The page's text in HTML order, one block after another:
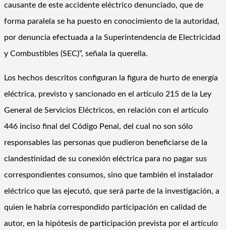
causante de este accidente eléctrico denunciado, que de
forma paralela se ha puesto en conocimiento de la autoridad,
por denuncia efectuada a la Superintendencia de Electricidad
y Combustibles (SEC)”, señala la querella.
Los hechos descritos configuran la figura de hurto de energía
eléctrica, previsto y sancionado en el artículo 215 de la Ley
General de Servicios Eléctricos, en relación con el artículo
446 inciso final del Código Penal, del cual no son sólo
responsables las personas que pudieron beneficiarse de la
clandestinidad de su conexión eléctrica para no pagar sus
correspondientes consumos, sino que también el instalador
eléctrico que las ejecutó, que será parte de la investigación, a
quien le habría correspondido participación en calidad de
autor, en la hipótesis de participación prevista por el artículo